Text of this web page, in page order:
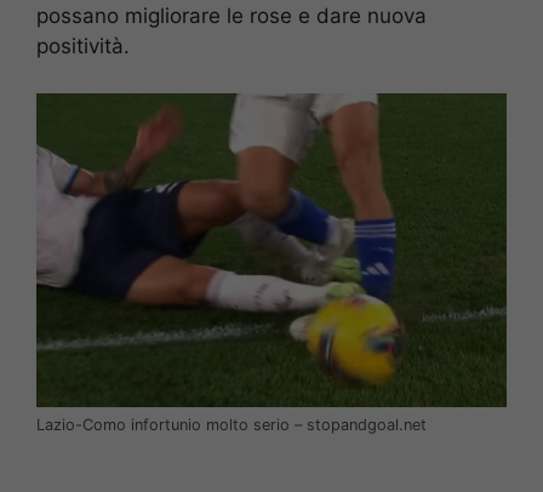
possano migliorare le rose e dare nuova
positività.
Lazio-Como infortunio molto serio – stopandgoal.net